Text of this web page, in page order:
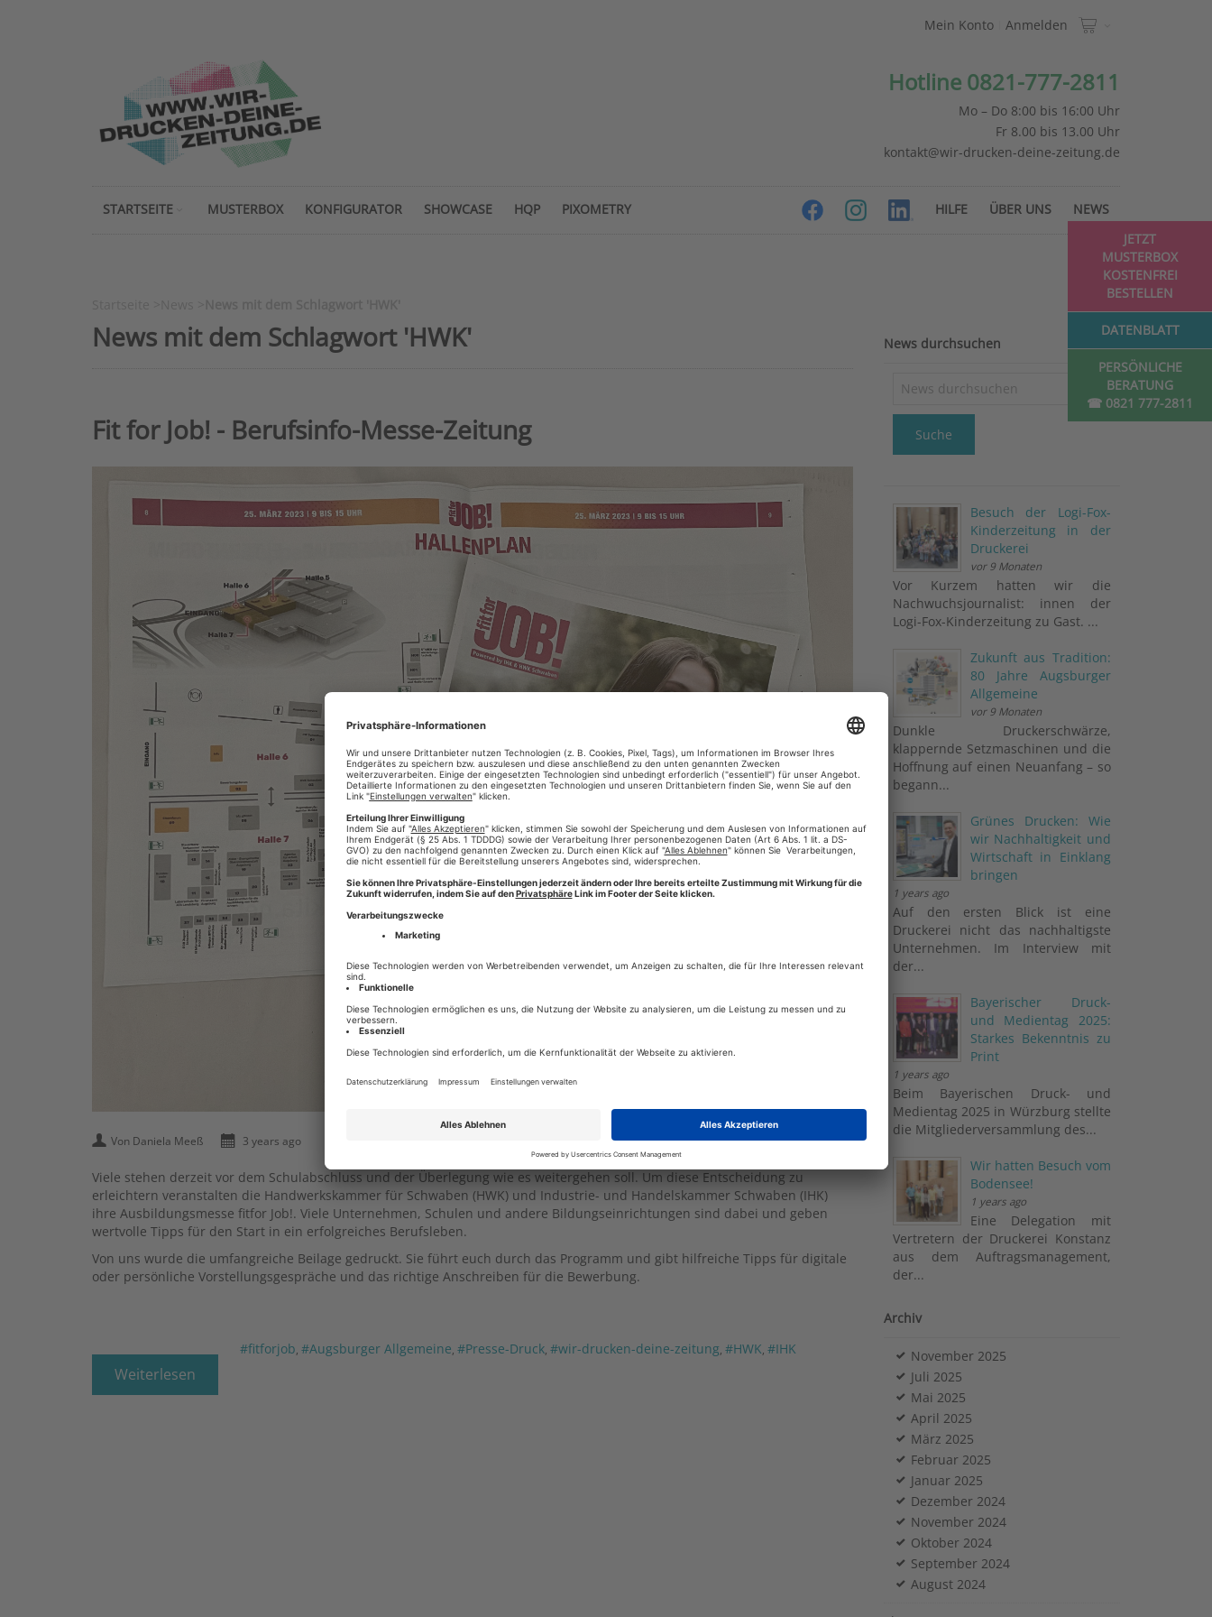
PERSÖNLICHE
BERATUNG
☎ 0821 777-2811
JETZT
MUSTERBOX
KOSTENFREI
BESTELLEN
DATENBLATT
Mein Konto Anmelden
Hotline 0821-777-2811
Mo – Do 8:00 bis 16:00 Uhr
Fr 8.00 bis 13.00 Uhr
kontakt@wir-drucken-deine-zeitung.de
STARTSEITE NEWS
MUSTERBOX ÜBER UNS
KONFIGURATOR HILFE
SHOWCASE HQP PIXOMETRY
News mit dem Schlagwort 'HWK'
Fit for Job! - Berufsinfo-Messe-Zeitung
Von Daniela Meeß 3 years ago Keine Kommentare
Viele stehen derzeit vor dem Schulabschluss und der Überlegung wie es weitergehen soll. Um diese Entscheidung zu
erleichtern veranstalten die Handwerkskammer für Schwaben (HWK) und Industrie- und Handelskammer Schwaben (IHK)
ihre Ausbildungsmesse fitfor Job!. Viele Unternehmen, Schulen und andere Bildungseinrichtungen sind dabei und geben
wertvolle Tipps für den Start in ein erfolgreiches Berufsleben.
Von uns wurde die umfangreiche Beilage gedruckt. Sie führt euch durch das Programm und gibt hilfreiche Tipps für digitale
oder persönliche Vorstellungsgespräche und das richtige Anschreiben für die Bewerbung.
Weiterlesen
#fitforjob #Augsburger Allgemeine #Presse-Druck #wir-drucken-deine-zeitung #HWK #IHK
News durchsuchen
Suche
Besuch der Logi-Fox-
Kinderzeitung in der
Druckerei
vor 9 Monaten
Vor Kurzem hatten wir die
Nachwuchsjournalist: innen der
Logi-Fox-Kinderzeitung zu Gast. ...
Zukunft aus Tradition:
80 Jahre Augsburger
Allgemeine
vor 9 Monaten
Dunkle Druckerschwärze,
klappernde Setzmaschinen und die
Hoffnung auf einen Neuanfang – so
begann...
Grünes Drucken: Wie
wir Nachhaltigkeit und
Wirtschaft in Einklang
bringen
1 years ago
Auf den ersten Blick ist eine
Druckerei nicht das nachhaltigste
Unternehmen. Im Interview mit
der...
Bayerischer Druck-
und Medientag 2025:
Starkes Bekenntnis zu
Print
1 years ago
Beim Bayerischen Druck- und
Medientag 2025 in Würzburg stellte
die Mitgliederversammlung des...
Wir hatten Besuch vom
Bodensee!
1 years ago
Eine Delegation mit
Vertretern der Druckerei Konstanz
aus dem Auftragsmanagement,
der...
Archiv
November 2025
Juli 2025
Mai 2025
April 2025
März 2025
Februar 2025
Januar 2025
Dezember 2024
November 2024
Oktober 2024
September 2024
August 2024